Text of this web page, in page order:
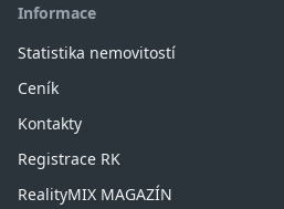
Informace
Statistika nemovitostí
Ceník
Kontakty
Registrace RK
RealityMIX MAGAZÍN